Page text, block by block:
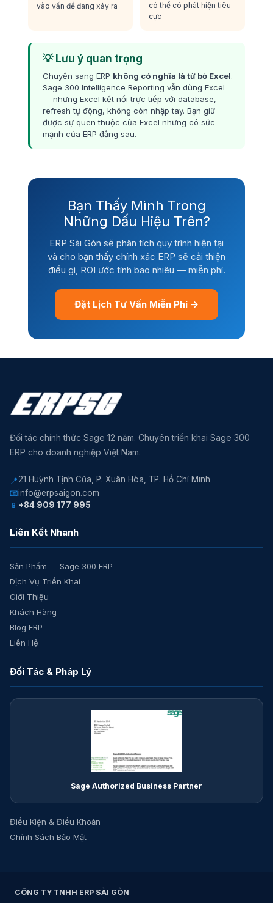
vào vấn đề đang xảy ra
có thể có phát hiện tiêu
cực
💡 Lưu ý quan trọng
Chuyển sang ERP không có nghĩa là từ bỏ Excel.
Sage 300 Intelligence Reporting vẫn dùng Excel
— nhưng Excel kết nối trực tiếp với database,
refresh tự động, không còn nhập tay. Bạn giữ
được sự quen thuộc của Excel nhưng có sức
mạnh của ERP đằng sau.
Bạn Thấy Mình Trong
Những Dấu Hiệu Trên?
ERP Sài Gòn sẽ phân tích quy trình hiện tại
và cho bạn thấy chính xác ERP sẽ cải thiện
điều gì, ROI ước tính bao nhiêu — miễn phí.
Đặt Lịch Tư Vấn Miễn Phí →
Đối tác chính thức Sage 12 năm. Chuyên triển khai Sage 300
ERP cho doanh nghiệp Việt Nam.
📍21 Huỳnh Tịnh Của, P. Xuân Hòa, TP. Hồ Chí Minh
📧info@erpsaigon.com
📱 +84 909 177 995
Liên Kết Nhanh
Sản Phẩm — Sage 300 ERP
Dịch Vụ Triển Khai
Giới Thiệu
Khách Hàng
Blog ERP
Liên Hệ
Đối Tác & Pháp Lý
Sage Authorized Business Partner
Điều Kiện & Điều Khoản
Chính Sách Bảo Mật
CÔNG TY TNHH ERP SÀI GÒN